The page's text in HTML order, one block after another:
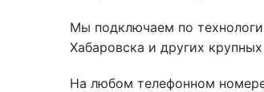
Мы подключаем по
Хабаровска и других
На любом телефонном